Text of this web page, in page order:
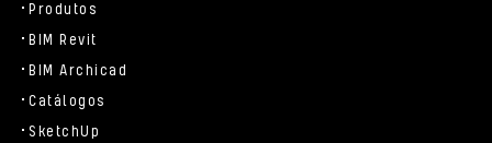
Produtos
BIM Revit
BIM Archicad
Catálogos
SketchUp